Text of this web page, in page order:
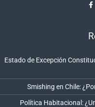
Estado de Excepción
Smishing en Chile:
Política Habitacional: